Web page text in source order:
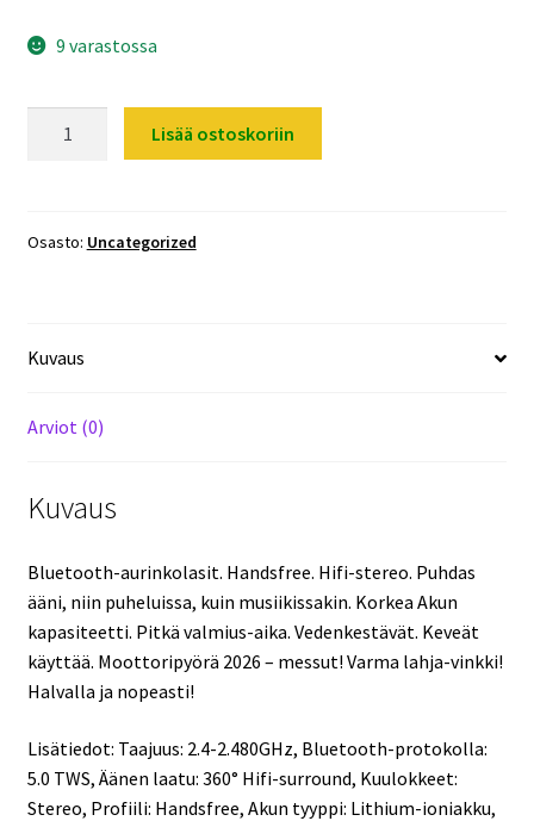
9 varastossa
MP
määrä
Lisää ostoskoriin
Osasto: Uncategorized
Kuvaus
Arviot (0)
Kuvaus
Bluetooth-aurinkolasit. Handsfree. Hifi-stereo. Puhdas
ääni, niin puheluissa, kuin musiikissakin. Korkea Akun
kapasiteetti. Pitkä valmius-aika. Vedenkestävät. Keveät
käyttää. Moottoripyörä 2026 – messut! Varma lahja-vinkki!
Halvalla ja nopeasti!
Lisätiedot: Taajuus: 2.4-2.480GHz, Bluetooth-protokolla:
5.0 TWS, Äänen laatu: 360° Hifi-surround, Kuulokkeet:
Stereo, Profiili: Handsfree, Akun tyyppi: Lithium-ioniakku,